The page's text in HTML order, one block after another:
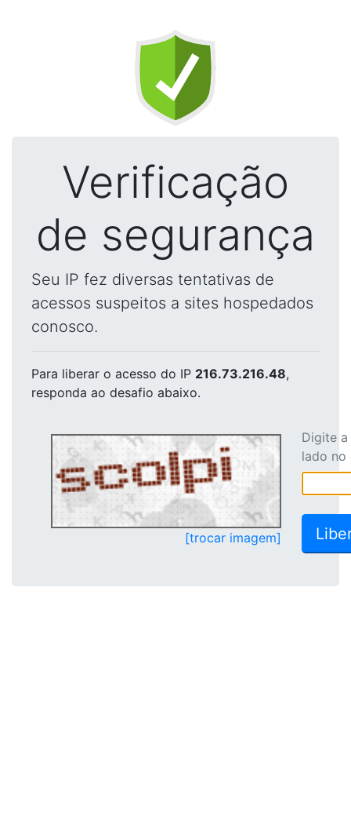
Verificação
de segurança
Seu IP fez diversas tentativas de
acessos suspeitos a sites hospedados
conosco.
Para liberar o acesso do IP 216.73.216.48,
responda ao desafio abaixo.
[trocar imagem]
Digite
lado no